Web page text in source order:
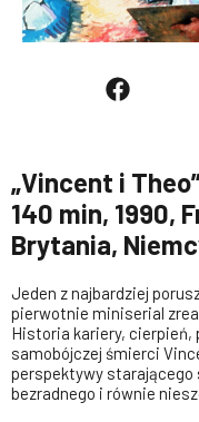
„Vincent i
140 min, 1990,
Brytania,
Jeden z najbardziej
pierwotnie miniserial
Historia kariery, cierpień,
samobójczej śmierci
perspektywy
bezradnego i równie